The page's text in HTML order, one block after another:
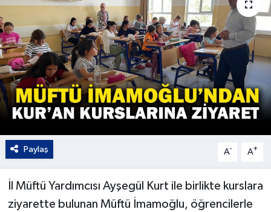
Paylaş A- A+
İl Müftü Yardımcısı Ayşegül Kurt ile birlikte kurslara
ziyarette bulunan Müftü İmamoğlu, öğrencilerle
Kültür - Sanat
Yaşam